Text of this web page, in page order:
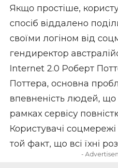
Якщо простіше,
спосіб віддалено
своїми логіном від
гендиректор
Internet 2.0 Роберт
Поттера, основна
впевненість людей, що
рамках сервісу
Користувачі
той факт, що всі їхні
-